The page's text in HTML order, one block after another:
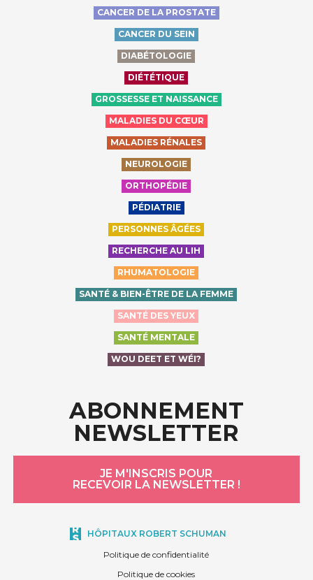
CANCER DE LA PROSTATE
CANCER DU SEIN
DIABÉTOLOGIE
DIÉTÉTIQUE
GROSSESSE ET NAISSANCE
MALADIES DU CŒUR
MALADIES RÉNALES
NEUROLOGIE
ORTHOPÉDIE
PÉDIATRIE
PERSONNES ÂGÉES
RECHERCHE AU LIH
RHUMATOLOGIE
SANTÉ & BIEN-ÊTRE DE LA FEMME
SANTÉ DES YEUX
SANTÉ MENTALE
WOU DEET ET WÉI?
ABONNEMENT
NEWSLETTER
JE M'INSCRIS POUR
RECEVOIR LA NEWSLETTER !
HÔPITAUX ROBERT SCHUMAN
Politique de confidentialité
Politique de cookies